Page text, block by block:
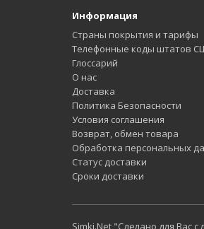
Информация
Страны покрытия и тарифы
Телефонные коды штатов
Глоссарий
О нас
Доставка
Политика Безопасности
Условия соглашения
Возврат, обмен товара
Обработка персональных
Статус доставки
Сроки доставки
Simki.Net "Сделано для Вас